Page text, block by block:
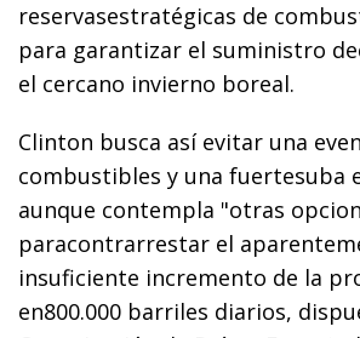
reservasestratégicas de
para garantizar el suministro
el cercano invierno boreal.
Clinton busca así evitar una
combustibles y una fuertesuba
aunque contempla "otras
paracontrarrestar el
insuficiente incremento de la
en800.000 barriles diarios,